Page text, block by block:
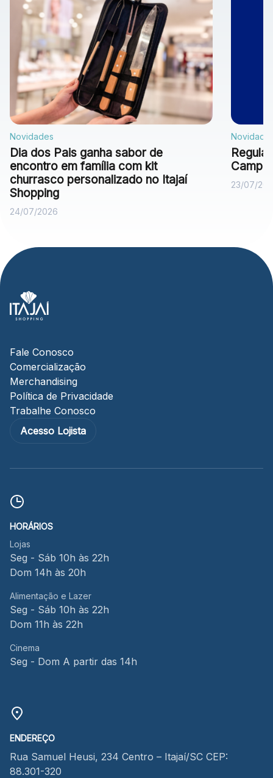
Novidades
Dia dos Pais ganha sabor de
encontro em família com kit
churrasco personalizado no Itajaí
Shopping
24/07/2026
23/07/
Fale Conosco
Comercialização
Merchandising
Política de Privacidade
Trabalhe Conosco
Acesso Lojista
HORÁRIOS
Lojas
Seg - Sáb 10h às 22h
Dom 14h às 20h
Alimentação e Lazer
Seg - Sáb 10h às 22h
Dom 11h às 22h
Cinema
Seg - Dom A partir das 14h
ENDEREÇO
Rua Samuel Heusi, 234 Centro – Itajaí/SC CEP:
88.301-320